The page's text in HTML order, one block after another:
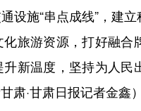
设施“串点成线”，建
旅游资源，打好融
新温度，坚持为人
肃·甘肃日报记者金鑫）